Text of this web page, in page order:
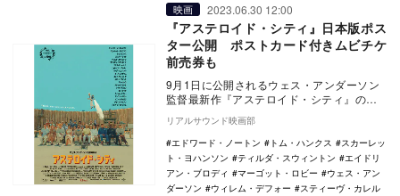
映画 2023.06.30 12:00
『アステロイド・シティ』日本版ポス
ター公開 ポストカード付きムビチケ
前売券も
9月1日に公開されるウェス・アンダーソン
監督最新作『アステロイド・シティ』の日
本版ポスターが公開された。 本作は、
『フレンチ…
リアルサウンド映画部
エドワード・ノートン
トム・ハンクス
スカーレッ
ト・ヨハンソン
ティルダ・スウィントン
エイドリ
アン・ブロディ
マーゴット・ロビー
ウェス・アン
ダーソン
ウィレム・デフォー
スティーヴ・カレル